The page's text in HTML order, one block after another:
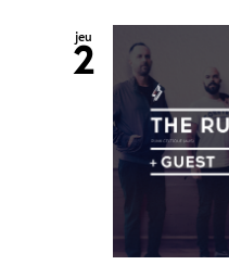
date.
jeu
2